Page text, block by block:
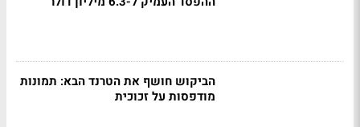
הביקוש חושף את הטרנד הבא: תמונות
מודפסות על זכוכית